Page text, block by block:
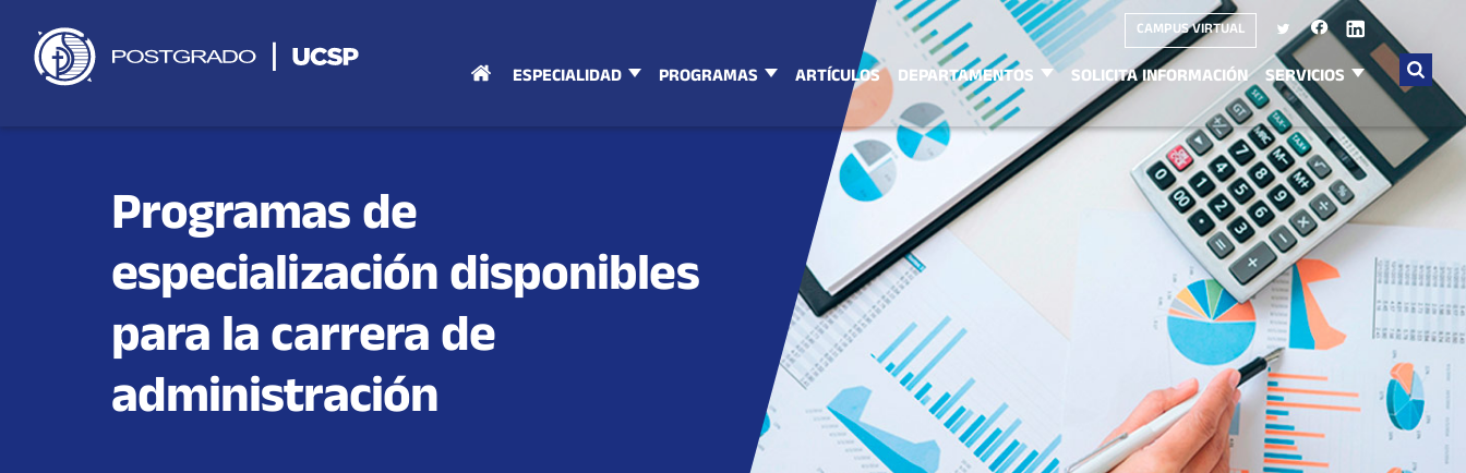
contenido
CAMPUS VIRTUAL
ESPECIALIDAD PROGRAMAS ARTÍCULOS DEPARTAMENTOS SOLICITA INFORMACIÓN SERVICIOS
Buscar
por:
Programas de
especialización disponibles
para la carrera de
administración